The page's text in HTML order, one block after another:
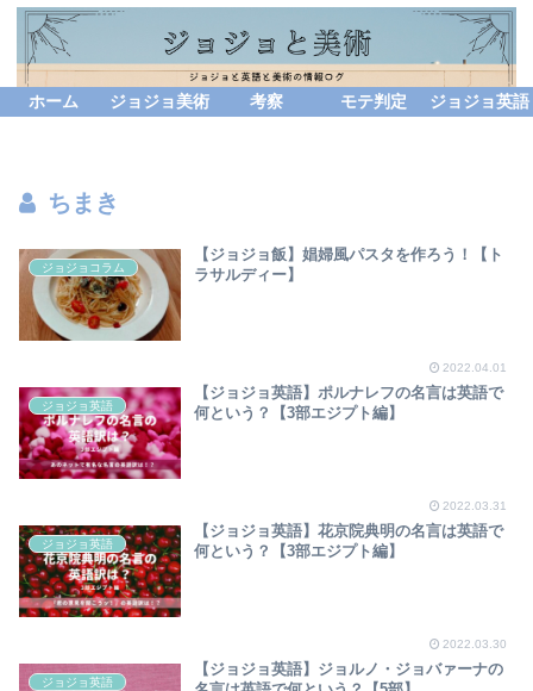
ホーム ジョジョ美術 考察 モテ判定 ジョジョ英語
ちまき
ジョジョコラム
【ジョジョ飯】娼婦風パスタを作ろう！【ト
ラサルディー】
2022.04.01
ジョジョ英語
【ジョジョ英語】ポルナレフの名言は英語で
何という？【3部エジプト編】
2022.03.31
ジョジョ英語
【ジョジョ英語】花京院典明の名言は英語で
何という？【3部エジプト編】
2022.03.30
ジョジョ英語
【ジョジョ英語】ジョルノ・ジョバァーナの